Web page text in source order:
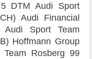
DTM Audi Sport
Audi Financial
Sport Team
Hoffmann Group
Rosberg 99